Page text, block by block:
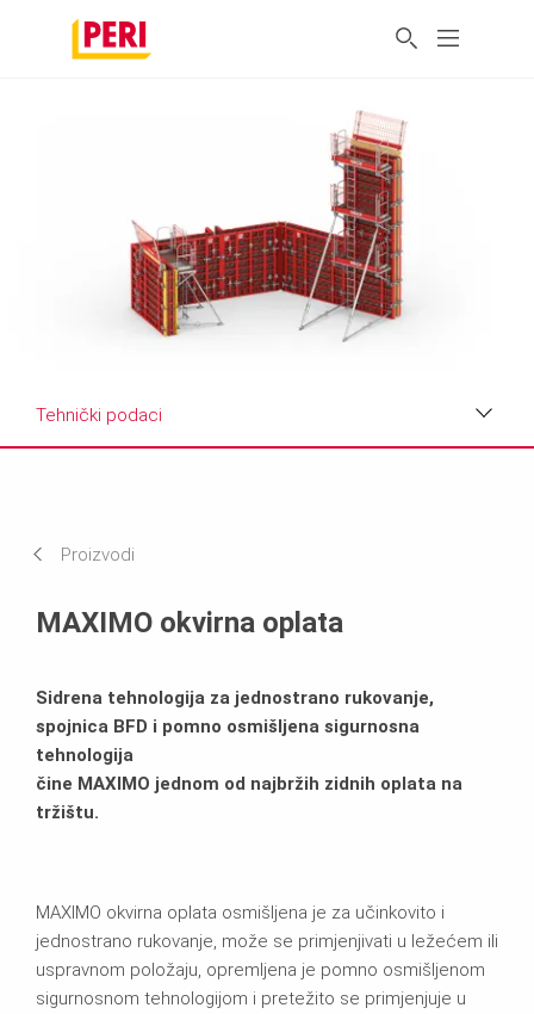
Tehnički podaci
Proizvodi
MAXIMO okvirna oplata
Sidrena tehnologija za jednostrano rukovanje,
spojnica BFD i pomno osmišljena sigurnosna
tehnologija
čine MAXIMO jednom od najbržih zidnih oplata na
tržištu.
MAXIMO okvirna oplata osmišljena je za učinkovito i
jednostrano rukovanje, može se primjenjivati u ležećem ili
uspravnom položaju, opremljena je pomno osmišljenom
sigurnosnom tehnologijom i pretežito se primjenjuje u